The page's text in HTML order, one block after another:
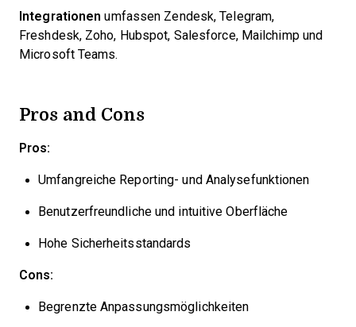
Integrationen umfassen Zendesk, Telegram,
Freshdesk, Zoho, Hubspot, Salesforce, Mailchimp und
Microsoft Teams.
Pros and Cons
Pros:
Umfangreiche Reporting- und Analysefunktionen
Benutzerfreundliche und intuitive Oberfläche
Hohe Sicherheitsstandards
Cons:
Begrenzte Anpassungsmöglichkeiten